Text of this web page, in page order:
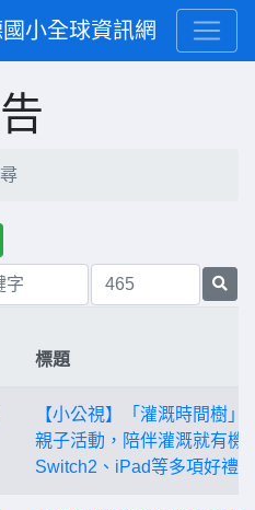
小全球資訊網
標題
【小公視】「灌溉時間樹」
親子活動，陪伴灌溉就有機
Switch2、iPad等多項好禮